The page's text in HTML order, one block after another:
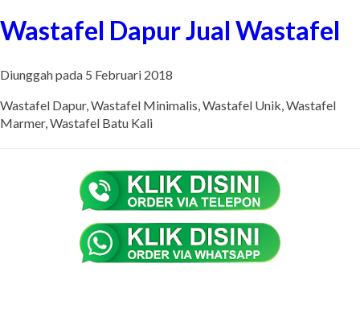
Wastafel Dapur Jual Wastafel
Diunggah pada 5 Februari 2018
Wastafel Dapur, Wastafel Minimalis, Wastafel Unik, Wastafel
Marmer, Wastafel Batu Kali